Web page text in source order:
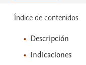
Índice de contenidos
Descripción
Indicaciones